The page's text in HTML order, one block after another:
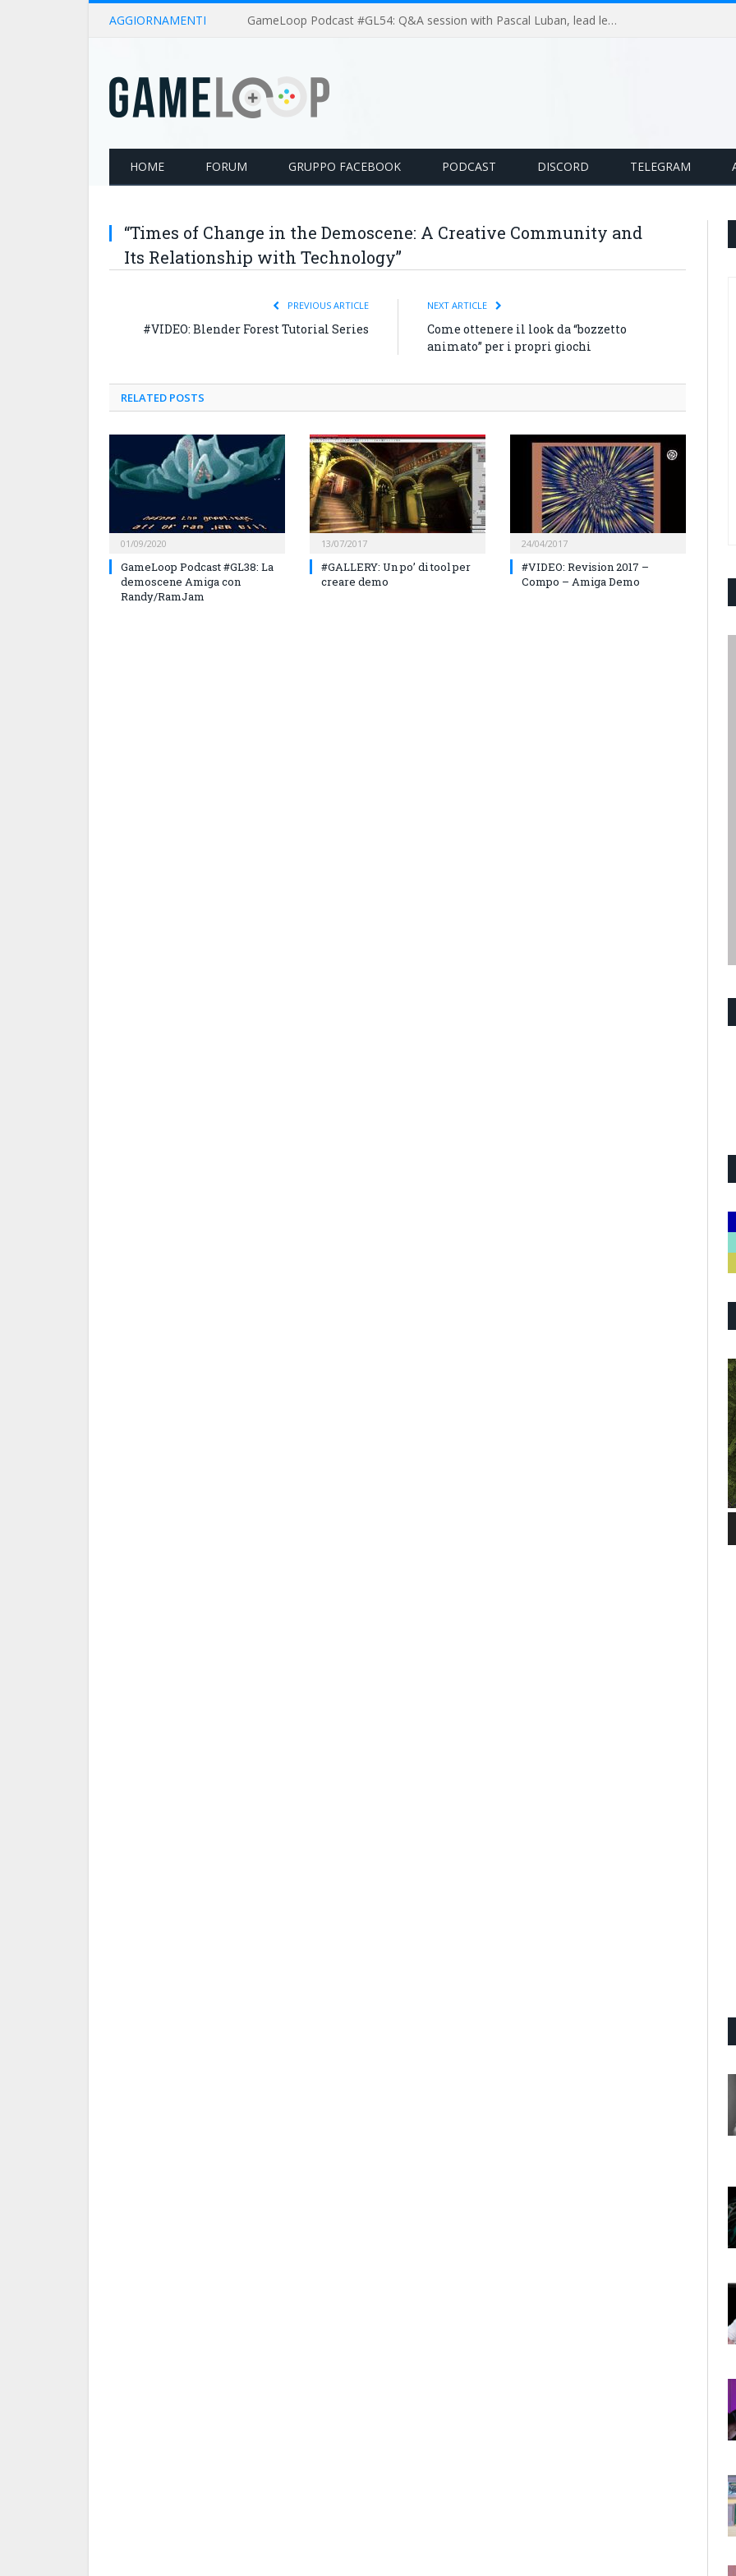
AGGIORNAMENTI GameLoop Podcast #GL54: Q&A session with Pascal Luban, lead level designer on Splinter Cell multiplayer games
HOME FORUM GRUPPO FACEBOOK PODCAST DISCORD TELEGRAM
“Times of Change in the Demoscene: A Creative Community and
Its Relationship with Technology”
PREVIOUS ARTICLE
#VIDEO: Blender Forest Tutorial Series
NEXT ARTICLE
Come ottenere il look da “bozzetto
animato” per i propri giochi
RELATED POSTS
01/09/2020
GameLoop Podcast #GL38: La
demoscene Amiga con
Randy/RamJam
13/07/2017
#GALLERY: Un po’ di tool per
creare demo
24/04/2017
#VIDEO: Revision 2017 –
Compo – Amiga Demo